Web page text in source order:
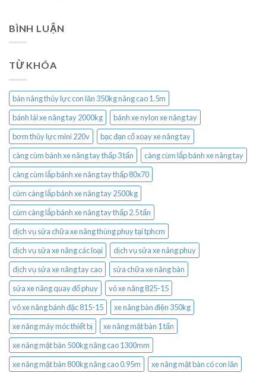
BÌNH LUẬN
TỪ KHÓA
bàn nâng thủy lực con lăn 350kg nâng cao 1.5m
bánh lái xe nâng tay 2000kg
bánh xe nylon xe nâng tay
bơm thủy lực mini 220v
bạc đạn cổ xoay xe nâng tay
càng cùm bánh xe nâng tay thấp 3 tấn
càng cùm lắp bánh xe nâng tay
càng cùm lắp bánh xe nâng tay thấp 80x70
cùm càng lắp bánh xe nâng tay 2500kg
cùm càng lắp bánh xe nâng tay thấp 2.5 tấn
dịch vụ sửa chữa xe nâng thùng phuy tại tphcm
dịch vụ sửa xe nâng các loại
dịch vụ sửa xe nâng phuy
dịch vụ sửa xe nâng tay cao
sửa chữa xe nâng bàn
sửa xe nâng quay đổ phuy
vỏ xe nâng 825-15
vỏ xe nâng bánh đặc 815-15
xe nâng bàn điện 350kg
xe nâng máy móc thiết bị
xe nâng mặt bàn 1 tấn
xe nâng mặt bàn 500kg nâng cao 1300mm
xe nâng mặt bàn 800kg nâng cao 0.95m
xe nâng mặt bàn có con lăn